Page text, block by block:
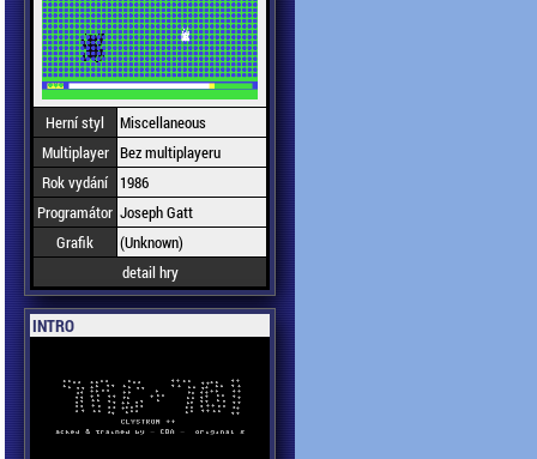
Herní styl
Miscellaneous
Multiplayer Bez multiplayeru
Rok vydání
1986
Programátor Joseph Gatt
Grafik
(Unknown)
detail hry
INTRO